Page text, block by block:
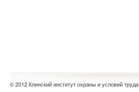
© 2012 Клинский институт охраны и условий труда